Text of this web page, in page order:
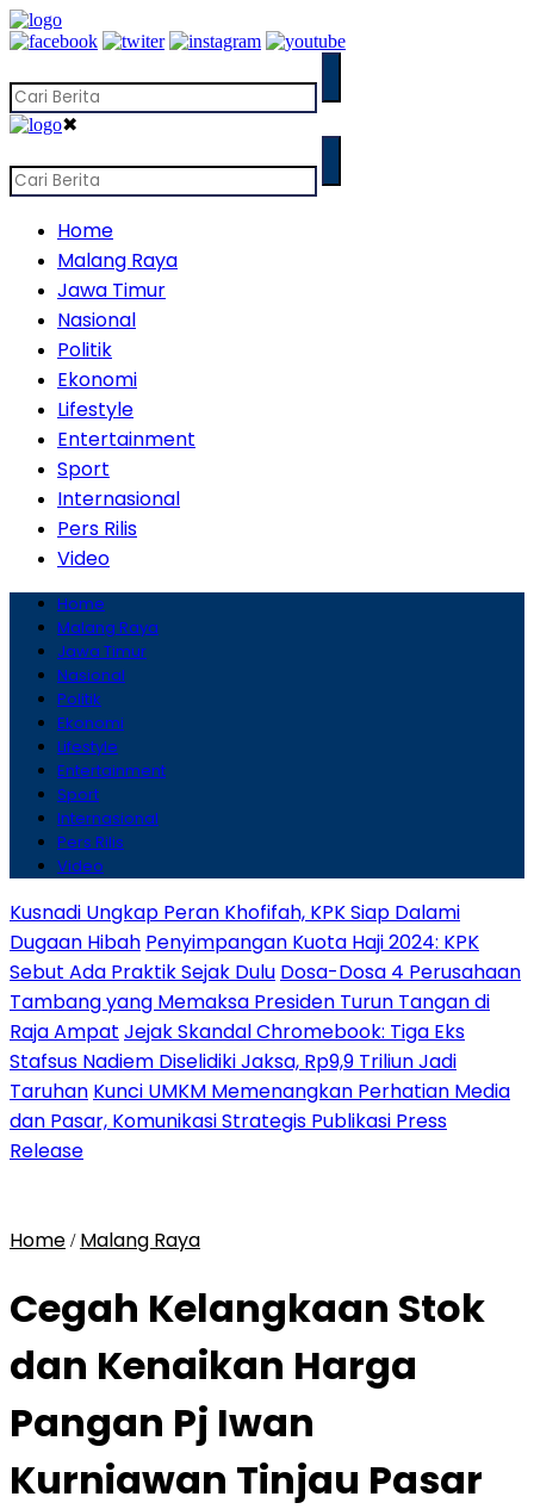
✖
Home
Malang Raya
Jawa Timur
Nasional
Politik
Ekonomi
Lifestyle
Entertainment
Sport
Internasional
Pers Rilis
Video
Home
Malang Raya
Jawa Timur
Nasional
Politik
Ekonomi
Lifestyle
Entertainment
Sport
Internasional
Pers Rilis
Video
Kusnadi Ungkap Peran Khofifah, KPK Siap Dalami
Dugaan Hibah Penyimpangan Kuota Haji 2024: KPK
Sebut Ada Praktik Sejak Dulu Dosa-Dosa 4 Perusahaan
Tambang yang Memaksa Presiden Turun Tangan di
Raja Ampat Jejak Skandal Chromebook: Tiga Eks
Stafsus Nadiem Diselidiki Jaksa, Rp9,9 Triliun Jadi
Taruhan Kunci UMKM Memenangkan Perhatian Media
dan Pasar, Komunikasi Strategis Publikasi Press
Release
Home / Malang Raya
Cegah Kelangkaan Stok
dan Kenaikan Harga
Pangan Pj Iwan
Kurniawan Tinjau Pasar